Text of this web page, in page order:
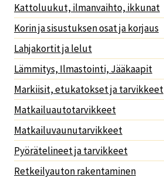
Kattoluukut, ilmanvaihto, ikkunat
Korin ja sisustuksen osat ja korjaus
Lahjakortit ja lelut
Lämmitys, Ilmastointi, Jääkaapit
Markiisit, etukatokset ja tarvikkeet
Matkailuautotarvikkeet
Matkailuvaunutarvikkeet
Pyörätelineet ja tarvikkeet
Retkeilyauton rakentaminen